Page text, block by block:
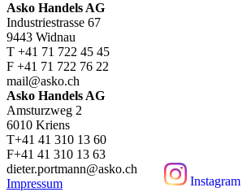
Instagram
Asko Handels AG
Industriestrasse 67
9443 Widnau
T +41 71 722 45 45
F +41 71 722 76 22
mail@asko.ch
Asko Handels AG
Amsturzweg 2
6010 Kriens
T+41 41 310 13 60
F+41 41 310 13 63
dieter.portmann@asko.ch
Impressum